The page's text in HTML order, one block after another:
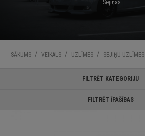
Sejiņas
SĀKUMS / VEIKALS / UZLĪMES / SEJIŅU UZLĪMES
FILTRĒT KATEGORIJU
FILTRĒT ĪPAŠĪBAS